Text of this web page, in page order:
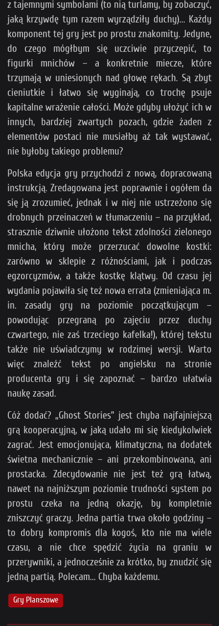
z tajemnymi symbolami (to nią turlamy, by zobaczyć,
jaką krzywdę tym razem wyrządziły duchy)... Każdy
komponent tej gry jest po prostu znakomity. Jedyne,
do czego mógłbym się uczciwie przyczepić, to
figurki mnichów – a konkretnie miecze, które
trzymają w uniesionych nad głowę rękach. Są zbyt
cieniutkie i łatwo się wyginają, co trochę psuje
kapitalne wrażenie całości. Może gdyby ułożyć ich w
innych, bardziej zwartych pozach, gdzie żaden z
elementów postaci nie musiałby aż tak wystawać,
nie byłoby takiego problemu?
Polska edycja gry przychodzi z nową, dopracowaną
instrukcją. Zredagowana jest poprawnie i ogółem da
się ją zrozumieć, jednak i w niej nie ustrzeżono się
drobnych przeinaczeń w tłumaczeniu – na przykład,
strasznie dziwnie ułożono tekst zdolności zielonego
mnicha, który może przerzucać dowolne kostki:
zarówno w sklepie z różnościami, jak i podczas
egzorcyzmów, a także kostkę klątwy. Od czasu jej
wydania pojawiła się też nowa errata (zmieniająca m.
in. zasady gry na poziomie początkującym –
powodując przegraną po zajęciu przez duchy
czwartego, nie zaś trzeciego kafelka!), której tekstu
także nie uświadczymy w rodzimej wersji. Warto
więc znaleźć tekst po angielsku na stronie
producenta gry i się zapoznać – bardzo ułatwia
naukę zasad.
Cóż dodać? „Ghost Stories” jest chyba najfajniejszą
grą kooperacyjną, w jaką udało mi się kiedykolwiek
zagrać. Jest emocjonująca, klimatyczna, na dodatek
świetna mechanicznie – ani przekombinowana, ani
prostacka. Zdecydowanie nie jest też grą łatwą,
nawet na najniższym poziomie trudności system po
prostu czeka na jedną okazję, by kompletnie
zniszczyć graczy. Jedna partia trwa około godziny –
to dobry kompromis dla kogoś, kto nie ma wiele
czasu, a nie chce spędzić życia na graniu w
przerywniki, a jednocześnie za krótko, by znudzić się
jedną partią. Polecam... Chyba każdemu.
Gry Planszowe